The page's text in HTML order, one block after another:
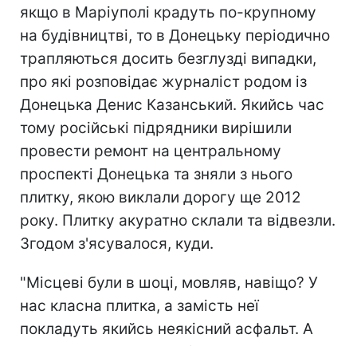
якщо в Маріуполі крадуть по-крупному
на будівництві, то в Донецьку періодично
трапляються досить безглузді випадки,
про які розповідає журналіст родом із
Донецька Денис Казанський. Якийсь час
тому російські підрядники вирішили
провести ремонт на центральному
проспекті Донецька та зняли з нього
плитку, якою виклали дорогу ще 2012
року. Плитку акуратно склали та відвезли.
Згодом з'ясувалося, куди.
"Місцеві були в шоці, мовляв, навіщо? У
нас класна плитка, а замість неї
покладуть якийсь неякісний асфальт. А